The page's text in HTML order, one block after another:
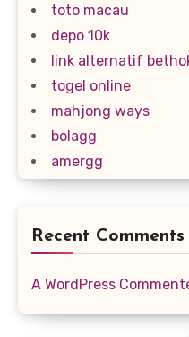
toto macau
depo 10k
link alternatif
togel online
mahjong ways
bolagg
amergg
Recent Comments
A WordPress